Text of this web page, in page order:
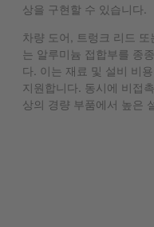
상을 구현할 수 있습니다.
차량 도어, 트렁크 리드
는 알루미늄 접합부를 종
다. 이는 재료 및 설비 비
지원합니다. 동시에 비접
상의 경량 부품에서 높은